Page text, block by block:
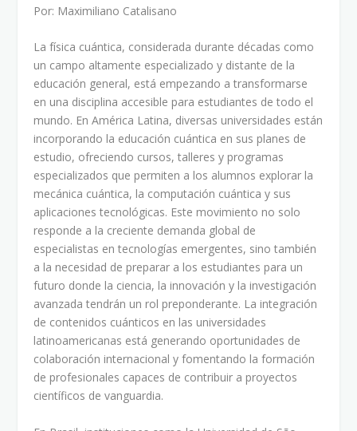
Por: Maximiliano Catalisano
La física cuántica, considerada durante décadas como
un campo altamente especializado y distante de la
educación general, está empezando a transformarse
en una disciplina accesible para estudiantes de todo el
mundo. En América Latina, diversas universidades están
incorporando la educación cuántica en sus planes de
estudio, ofreciendo cursos, talleres y programas
especializados que permiten a los alumnos explorar la
mecánica cuántica, la computación cuántica y sus
aplicaciones tecnológicas. Este movimiento no solo
responde a la creciente demanda global de
especialistas en tecnologías emergentes, sino también
a la necesidad de preparar a los estudiantes para un
futuro donde la ciencia, la innovación y la investigación
avanzada tendrán un rol preponderante. La integración
de contenidos cuánticos en las universidades
latinoamericanas está generando oportunidades de
colaboración internacional y fomentando la formación
de profesionales capaces de contribuir a proyectos
científicos de vanguardia.